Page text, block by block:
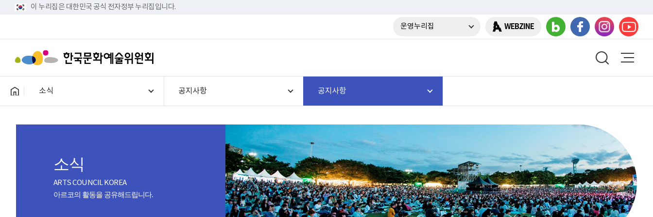
이 누리집은 대한민국 공식 전자정부 누리집입니다.
운영누리집 WEBZINE
소식 공지사항 공지사항
소식
ARTS COUNCIL KOREA
아르코의 활동을 공유해드립니다.